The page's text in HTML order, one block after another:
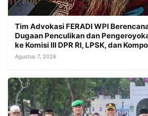
Tim Advokasi FERADI WPI
Dugaan Penculikan dan
ke Komisi III DPR RI, LPSK, dan
Agustus 7, 2026